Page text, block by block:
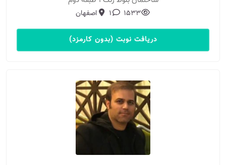
1533
1 اصفهان
دریافت نوبت (بدون کارمزد)